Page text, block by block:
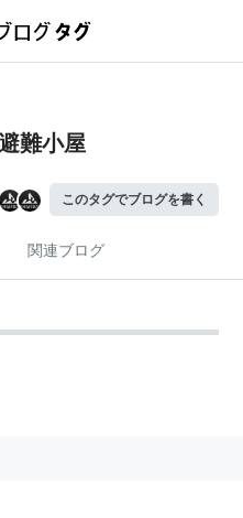
難小屋
このタグでブログを書く
関連ブログ